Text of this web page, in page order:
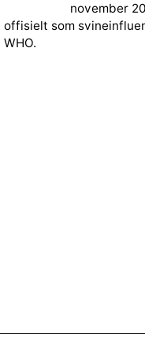
november
offisielt som
WHO.